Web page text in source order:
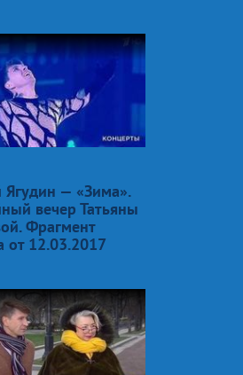
Ягудин — «Зима».
вечер Татьяны
Фрагмент
от 12.03.2017